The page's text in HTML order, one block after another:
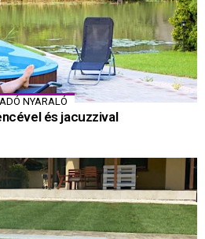
NYARALÓ
és jacuzzival